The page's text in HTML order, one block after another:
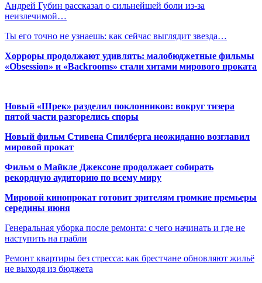
Андрей Губин рассказал о сильнейшей боли из-за
неизлечимой…
Ты его точно не узнаешь: как сейчас выглядит звезда…
Хорроры продолжают удивлять: малобюджетные фильмы
«Obsession» и «Backrooms» стали хитами мирового проката
Новый «Шрек» разделил поклонников: вокруг тизера
пятой части разгорелись споры
Новый фильм Стивена Спилберга неожиданно возглавил
мировой прокат
Фильм о Майкле Джексоне продолжает собирать
рекордную аудиторию по всему миру
Мировой кинопрокат готовит зрителям громкие премьеры
середины июня
Генеральная уборка после ремонта: с чего начинать и где не
наступить на грабли
Ремонт квартиры без стресса: как брестчане обновляют жильё
не выходя из бюджета